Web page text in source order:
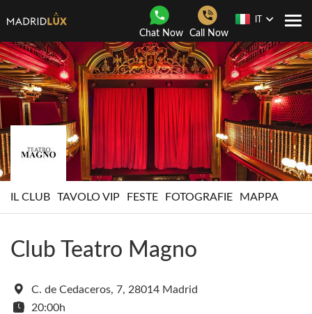
Chat Now Call Now
IL CLUB TAVOLO VIP FESTE FOTOGRAFIE MAPPA
Club Teatro Magno
C. de Cedaceros, 7, 28014 Madrid
20:00h